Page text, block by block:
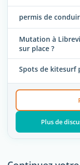
permis de
Mutation à
sur place ?
Spots de kitesurf
Plus de